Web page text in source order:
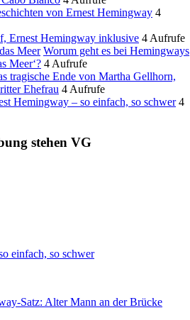
von Ernest Hemingway 4
Ernest Hemingway inklusive 4 Aufrufe
Worum geht es bei Hemingways
Meer‘? 4 Aufrufe
tragische Ende von Martha Gellhorn,
Ehefrau 4 Aufrufe
Hemingway – so einfach, so schwer 4
stehen VG
einfach, so schwer
Satz: Alter Mann an der Brücke